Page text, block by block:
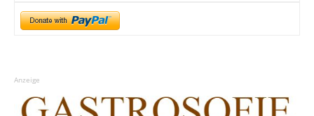
Anzeige